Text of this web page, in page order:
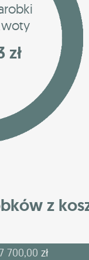
zł
z
700,00 zł